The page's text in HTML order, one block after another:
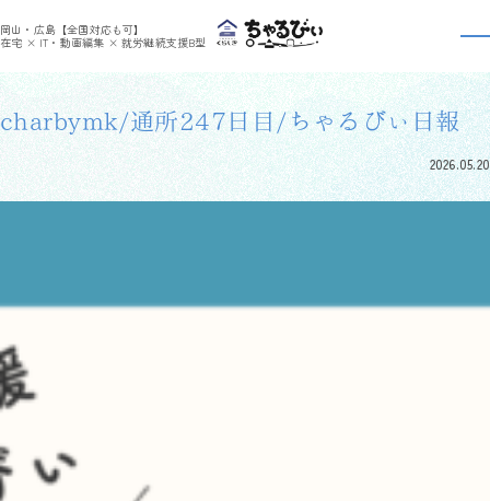
岡山・広島【全国対応も可】
在宅 × IT・動画編集 × 就労継続支援B型
利用者さんの日報 >
利用者さんの日報
charbymk/通所247日目/ちゃるびぃ日報
2026.05.20